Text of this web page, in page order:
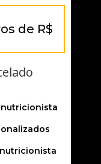
de R$